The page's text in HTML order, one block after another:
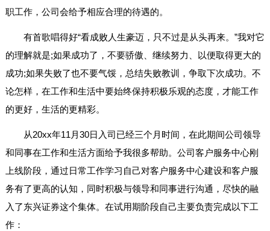
职工作，公司会给予相应合理的待遇的。
有首歌唱得好“看成败人生豪迈，只不过是从头再来。”我对它
的理解就是;如果成功了，不要骄傲、继续努力、以便取得更大的
成功;如果失败了也不要气馁，总结失败教训，争取下次成功。不
论怎样，在工作和生活中要始终保持积极乐观的态度，才能工作
的更好，生活的更精彩。
从20xx年11月30日入司已经三个月时间，在此期间公司领导
和同事在工作和生活方面给予我很多帮助。公司客户服务中心刚
上线阶段，通过日常工作学习自己对客户服务中心建设和客户服
务有了更高的认知，同时积极与领导和同事进行沟通，尽快的融
入了东兴证券这个集体。在试用期阶段自己主要负责完成以下工
作：